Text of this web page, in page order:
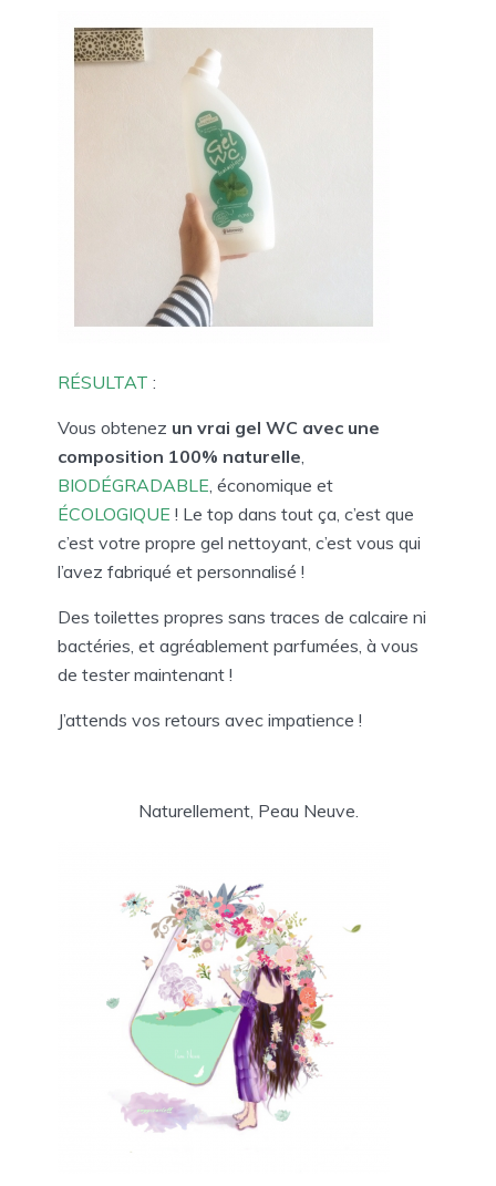
RÉSULTAT :
Vous obtenez un vrai gel WC avec une
composition 100% naturelle
BIODÉGRADABLE , économique et
ÉCOLOGIQUE ! Le top dans tout ça, c’est que
c’est votre propre gel nettoyant, c’est vous qui
l’avez fabriqué et personnalisé !
Des toilettes propres sans traces de calcaire ni
bactéries, et agréablement parfumées, à vous
de tester maintenant !
J’attends vos retours avec impatience !
Naturellement, Peau Neuve.